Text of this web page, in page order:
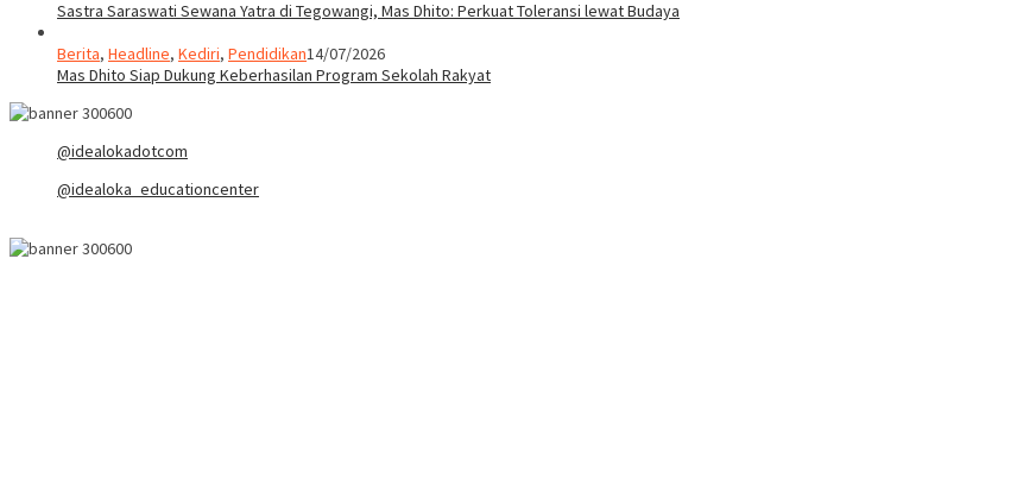
Sastra Saraswati Sewana Yatra di Tegowangi, Mas Dhito: Perkuat Toleransi lewat Budaya
Berita, Headline, Kediri, Pendidikan14/07/2026
Mas Dhito Siap Dukung Keberhasilan Program Sekolah Rakyat
@idealokadotcom
@idealoka_educationcenter